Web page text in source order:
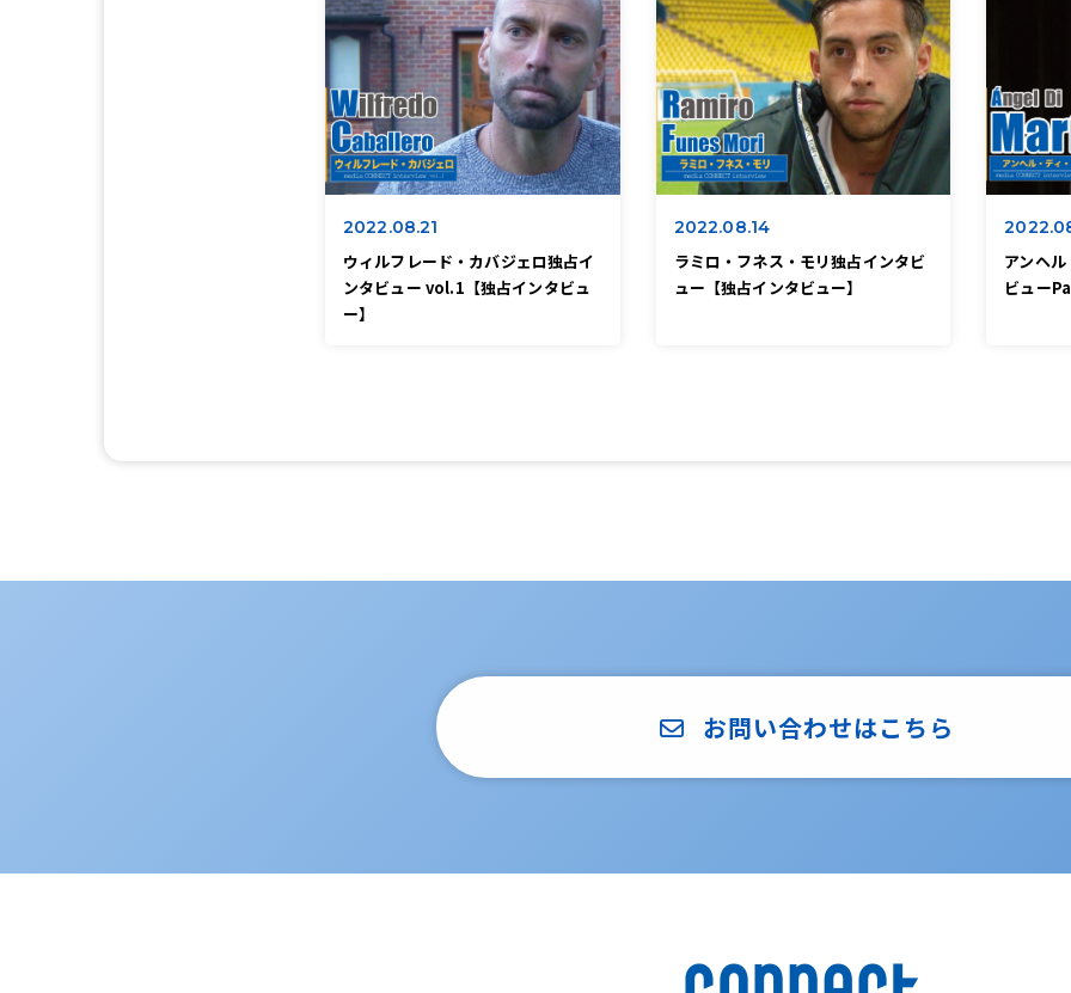
2022.08.21
ウィルフレード・カバジェロ独占イ
ンタビュー vol.1【独占インタビュ
ー】
2022.08.14
ラミロ・フネス・モリ独占インタビ
ュー【独占インタビュー】
アンヘ
ビュー
お問い合わせはこちら